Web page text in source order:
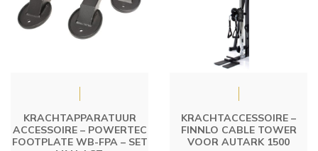
KRACHTAPPARATUUR
ACCESSOIRE – POWERTEC
FOOTPLATE WB-FPA – SET
KRACHTACCESSOIRE –
FINNLO CABLE TOWER
VOOR AUTARK 1500